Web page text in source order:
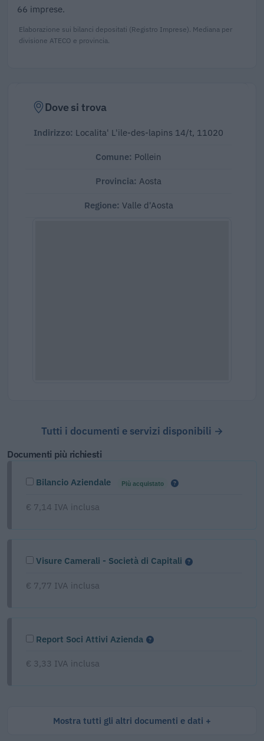
66 imprese.
Elaborazione sui bilanci depositati (Registro Imprese). Mediana per
divisione ATECO e provincia.
Dove si trova
Indirizzo: Localita' L'ile-des-lapins 14/t, 11020
Comune: Pollein
Provincia: Aosta
Regione: Valle d'Aosta
Tutti i documenti e servizi disponibili →
Documenti più richiesti
Bilancio Aziendale Più acquistato
€ 7,14 IVA inclusa
Visure Camerali - Società di Capitali
€ 7,77 IVA inclusa
Report Soci Attivi Azienda
€ 3,33 IVA inclusa
Mostra tutti gli altri documenti e dati